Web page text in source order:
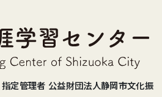
定管理者 公益財団法人静岡市文化振